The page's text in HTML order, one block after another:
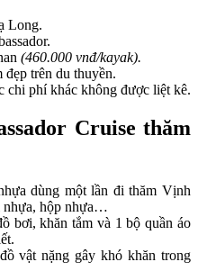
Long.
(460.000 vnđ/kayak).
đẹp trên du thuyền.
chi phí khác không được liệt kê.
Cruise thăm
dùng một lần đi thăm Vịnh
nhựa, hộp nhựa…
bơi, khăn tắm và 1 bộ quần áo
vật nặng gây khó khăn trong